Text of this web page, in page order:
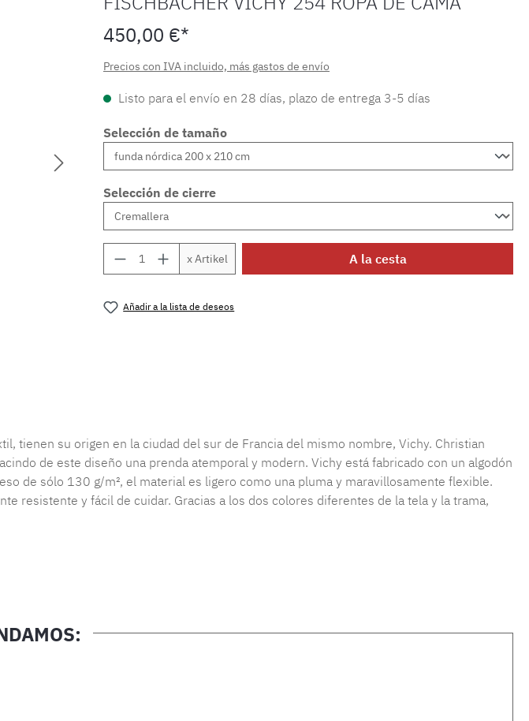
450,00 €*
Precios con IVA incluido, más gastos de envío
Listo para el envío en 28 días, plazo de entrega 3-5 días
Selección de tamaño
Selección de cierre
Cantidad del producto: introduce la cantidad
x Artikel A la cesta
Añadir a la lista de deseos
tienen su origen en la ciudad del sur de Francia del mismo nombre, Vichy. Christian
de este diseño una prenda atemporal y modern. Vichy está fabricado con un algodón
de sólo 130 g/m², el material es ligero como una pluma y maravillosamente flexible.
resistente y fácil de cuidar. Gracias a los dos colores diferentes de la tela y la trama,